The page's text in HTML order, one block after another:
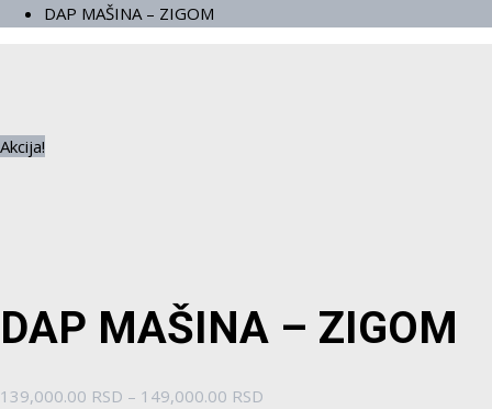
DAP MAŠINA – ZIGOM
Akcija!
DAP MAŠINA – ZIGOM
139,000.00 RSD – 149,000.00 RSD